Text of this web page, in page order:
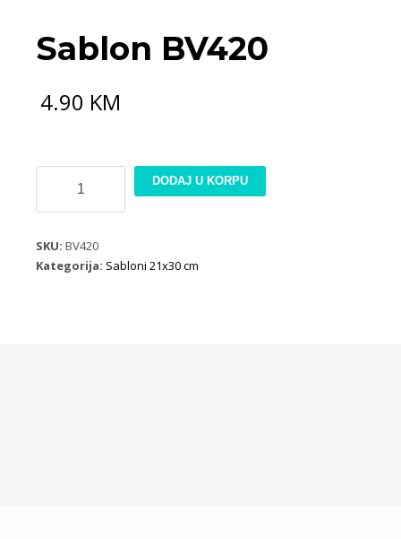
Sablon BV420
4.90 KM
količina
DODAJ U KORPU
SKU: BV420
Kategorija: Sabloni 21x30 cm